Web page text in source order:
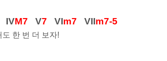
IVM7 V7 VIm7 VIIm7-5
도 한 번 더 보자!